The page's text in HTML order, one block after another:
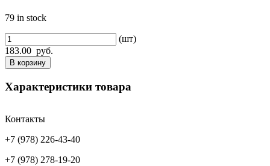
79 in stock
(шт)
183.00 руб.
В корзину
Характеристики товара
Контакты
+7 (978) 226-43-40
+7 (978) 278-19-20